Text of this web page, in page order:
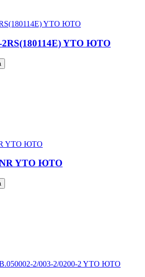
YTO ЮТО
YTO ЮТО